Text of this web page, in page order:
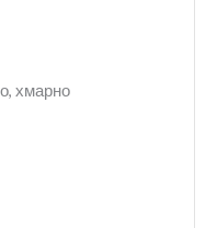
хмарно